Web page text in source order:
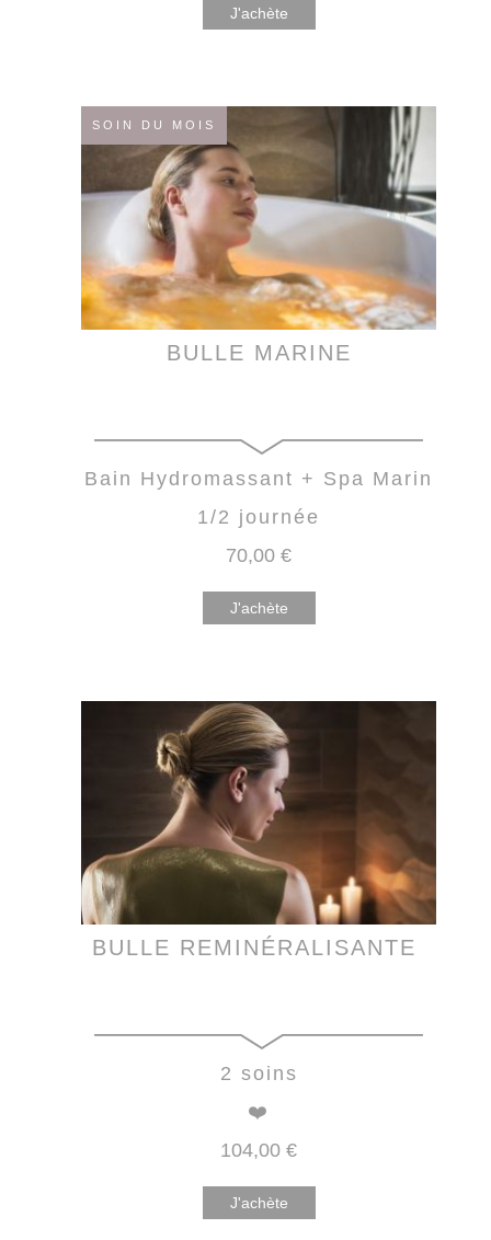
J'achète
SOIN DU MOIS
BULLE MARINE
Bain Hydromassant + Spa Marin
1/2 journée
70,00 €
J'achète
BULLE REMINÉRALISANTE
2 soins
❤️
104,00 €
J'achète